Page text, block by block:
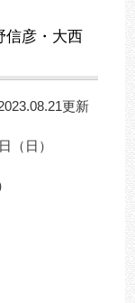
信彦・大西
更新
（日）